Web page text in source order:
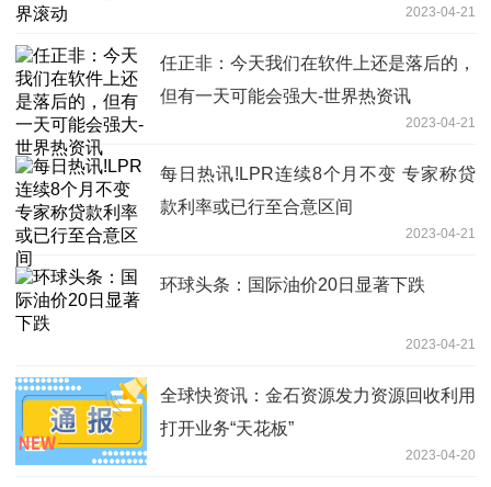
2023-04-21
任正非：今天我们在软件上还是落后的，
但有一天可能会强大-世界热资讯
2023-04-21
每日热讯!LPR连续8个月不变 专家称贷
款利率或已行至合意区间
2023-04-21
环球头条：国际油价20日显著下跌
2023-04-21
全球快资讯：金石资源发力资源回收利用
打开业务“天花板”
2023-04-20